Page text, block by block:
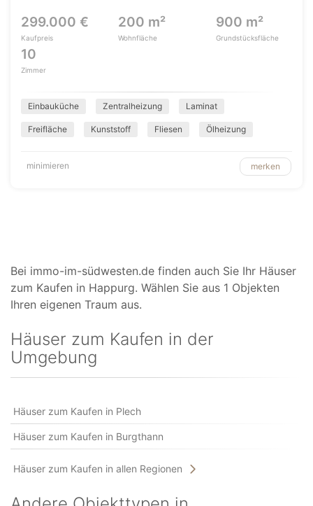
299.000 €
Kaufpreis
200 m²
Wohnfläche
900 m²
Grundstücksfläche
10
Zimmer
Einbauküche Zentralheizung Laminat
Freifläche Kunststoff Fliesen Ölheizung
minimieren merken
Bei immo-im-südwesten.de finden auch Sie Ihr Häuser
zum Kaufen in Happurg. Wählen Sie aus 1 Objekten
Ihren eigenen Traum aus.
Häuser zum Kaufen in der
Umgebung
Häuser zum Kaufen in Plech
Häuser zum Kaufen in Burgthann
Häuser zum Kaufen in allen Regionen